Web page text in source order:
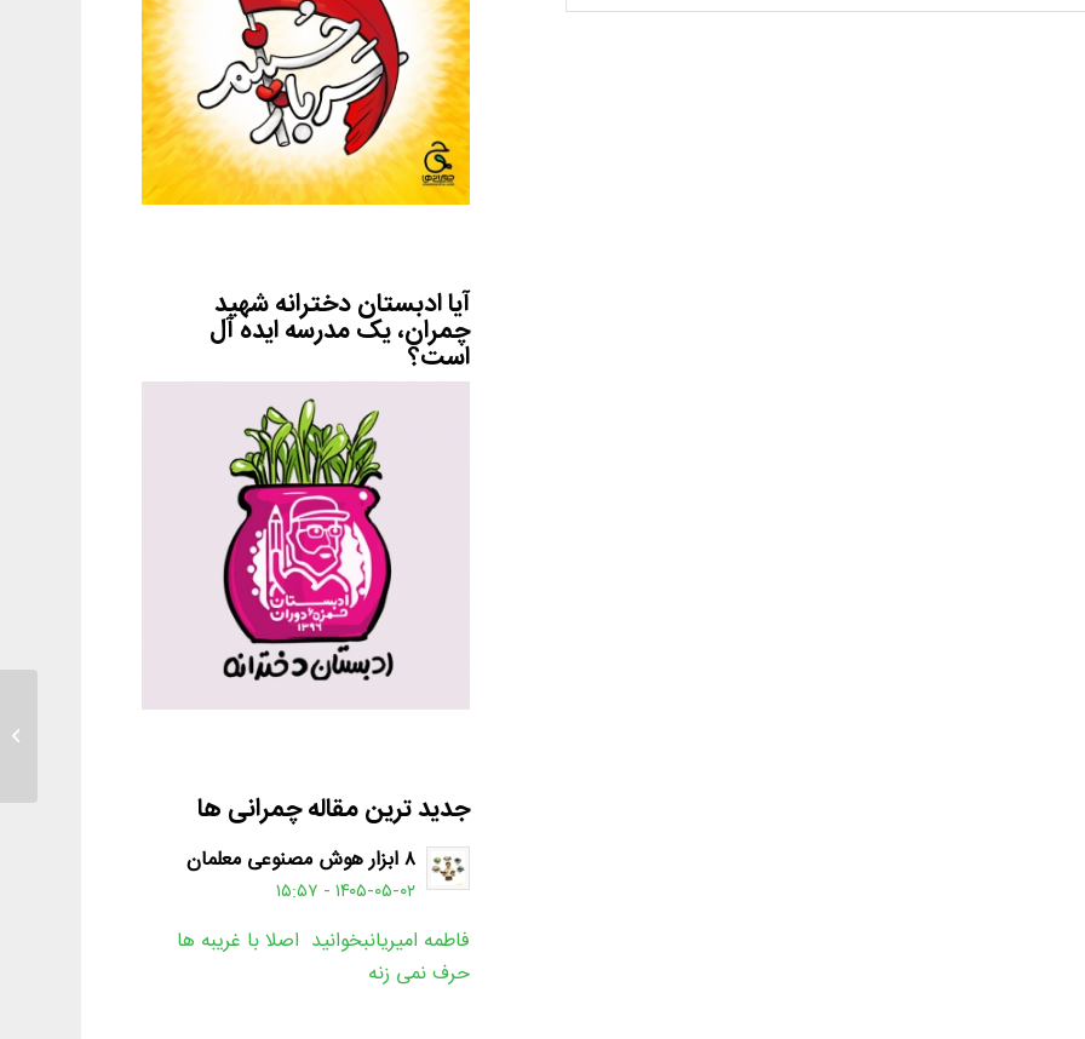
آیا ادبستان دخترانه شهید
چمران، یک مدرسه ایده آل
است؟
جدید ترین مقاله چمرانی ها
۸ ابزار هوش مصنوعی معلمان
۱۴۰۵-۰۵-۰۲ - ۱۵:۵۷
فاطمه امیریانبخوانید اصلا با غریبه ها
حرف نمی زنه